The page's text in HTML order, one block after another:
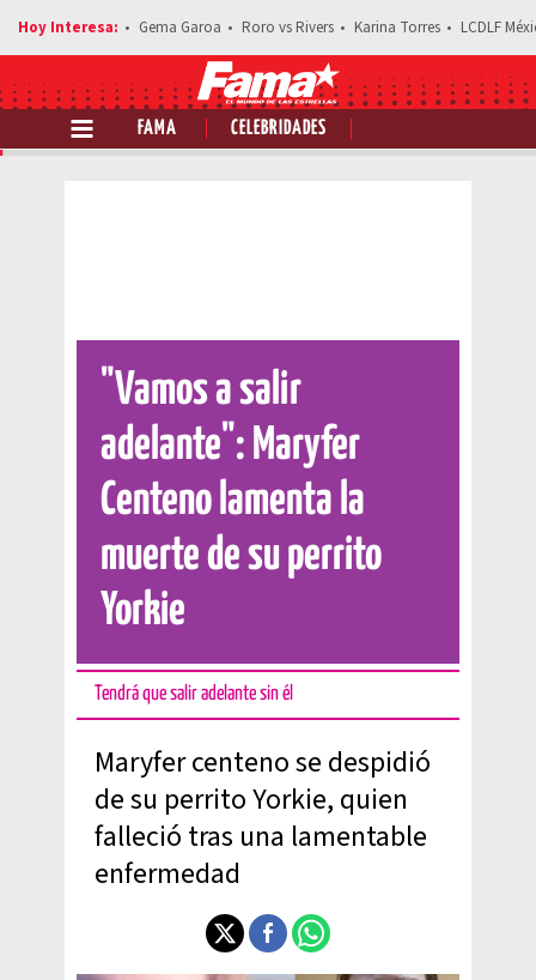
Gema Garoa Roro vs Rivers Karina Torres LCDLF
FAMA CELEBRIDADES
Comparte esta noticia
"Vamos a salir
adelante": Maryfer
Centeno lamenta la
muerte de su perrito
Yorkie
Tendrá que salir adelante sin él
Maryfer centeno se despidió
de su perrito Yorkie, quien
falleció tras una lamentable
enfermedad